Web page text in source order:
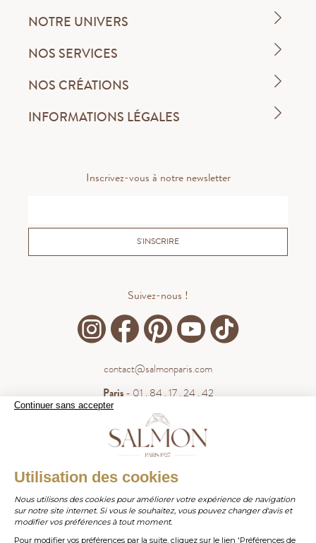
Continuer sans accepter
Utilisation des cookies
Nous utilisons des cookies pour améliorer votre expérience de navigation
sur notre site internet. Si vous le souhaitez, vous pouvez changer d'avis et
modifier vos préférences à tout moment.
Pour modifier vos préférences par la suite, cliquez sur le lien 'Préférences de
WHATSAPP
E-MAIL contact@salmonparis.com
NOTRE UNIVERS
NOS SERVICES
NOS CRÉATIONS
INFORMATIONS LÉGALES
Inscrivez-vous à notre newsletter
S'INSCRIRE
Suivez-nous !
contact@salmonparis.com
Paris- 01 . 84 . 17 . 24 . 42
- 05 . 35 . 54 . 45 . 53
WhatsApp- 07 . 81 . 63 . 76 . 57